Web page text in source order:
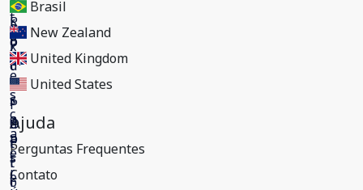
Brasil
New Zealand
United Kingdom
United States
Ajuda
Perguntas Frequentes
Contato